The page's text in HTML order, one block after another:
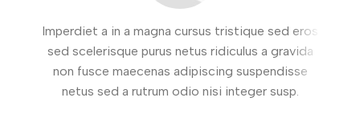
Imperdiet a in a magna cursus tristique sed eros
sed scelerisque purus netus ridiculus a gravida
non fusce maecenas adipiscing suspendisse
netus sed a rutrum odio nisi integer susp.